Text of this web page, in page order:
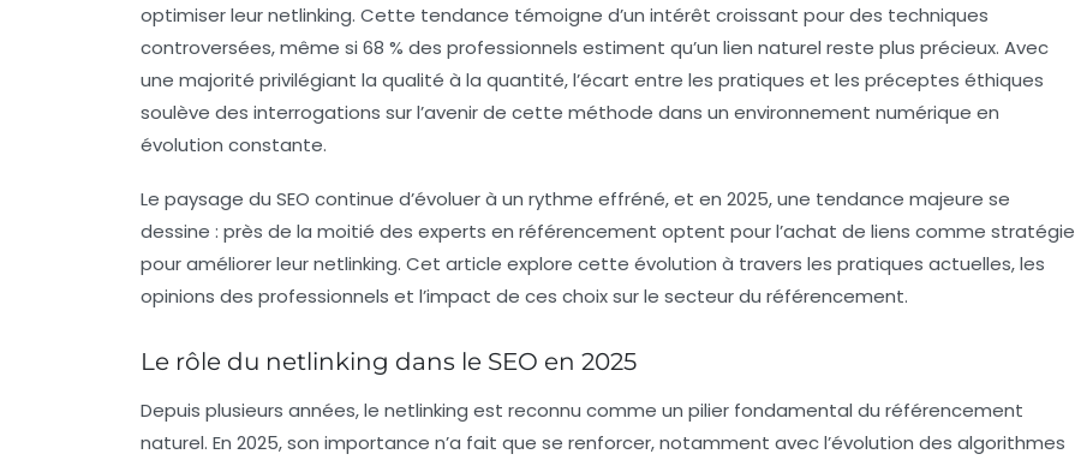
optimiser leurnetlinking. Cette tendance témoigne d’un intérêt croissant pour des techniques
controversées, même si 68 % des professionnels estiment qu’un lien naturel reste plus précieux. Avec
une majorité privilégiant la qualité à la quantité, l’écart entre les pratiques et les préceptes éthiques
soulève des interrogations sur l’avenir de cette méthode dans un environnement numérique en
évolution constante.
Le paysage du SEO continue d’évoluer à un rythme effréné, et en 2025, une tendance majeure se
dessine : près de la moitié des experts en référencement optent pour l’achat de liens comme stratégie
pour améliorer leurnetlinking. Cet article explore cette évolution à travers les pratiques actuelles, les
opinions des professionnels et l’impact de ces choix sur le secteur du référencement.
Le rôle du netlinking dans le SEO en 2025
Depuis plusieurs années, le netlinking est reconnu comme un pilier fondamental du référencement
naturel. En 2025, son importance n’a fait que se renforcer, notamment avec l’évolution des algorithmes